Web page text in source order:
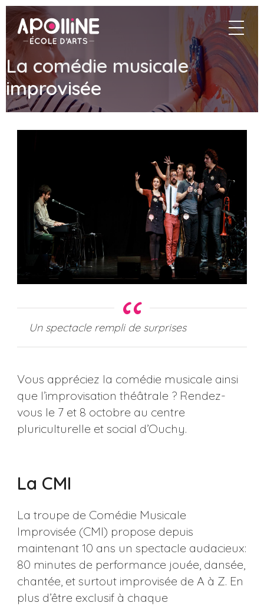
Apolline
–
École
La comédie musicale
improvisée
Un spectacle rempli de surprises
Vous appréciez la comédie musicale ainsi
que l’improvisation théâtrale ? Rendez-
vous le 7 et 8 octobre au centre
pluriculturelle et social d’Ouchy.
La CMI
La troupe de Comédie Musicale
Improvisée (CMI) propose depuis
maintenant 10 ans un spectacle audacieux:
80 minutes de performance jouée, dansée,
chantée, et surtout improvisée de A à Z. En
plus d’être exclusif à chaque